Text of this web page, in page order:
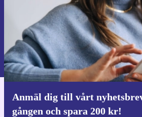
Anmäl dig till vårt
gången och spara 200 kr!
Begär kupong
Information om användningen av
Integritetspolicy
Ladda ner
För iOS och Android